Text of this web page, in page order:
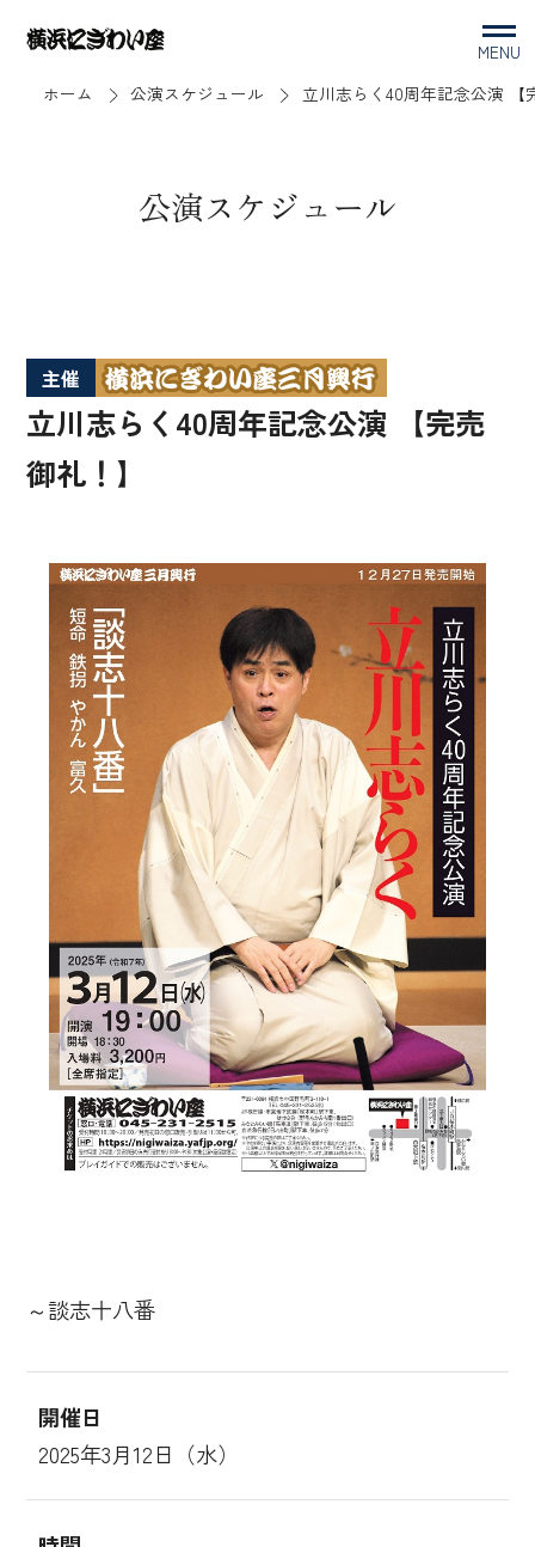
MENU
ホーム 公演スケジュール 立川志らく40周年記念公演 【
公演スケジュール
主催
立川志らく40周年記念公演 【完売
御礼！】
～談志十八番
開催日
2025年3月12日（水）